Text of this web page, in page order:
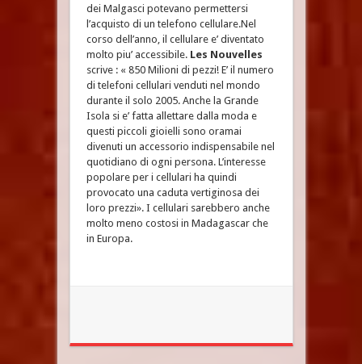
dei Malgasci potevano permettersi
l’acquisto di un telefono cellulare.Nel
corso dell’anno, il cellulare e’ diventato
molto piu’ accessibile.Les Nouvelles
scrive : « 850 Milioni di pezzi! E’ il numero
di telefoni cellulari venduti nel mondo
durante il solo 2005. Anche la Grande
Isola si e’ fatta allettare dalla moda e
questi piccoli gioielli sono oramai
divenuti un accessorio indispensabile nel
quotidiano di ogni persona. L’interesse
popolare per i cellulari ha quindi
provocato una caduta vertiginosa dei
loro prezzi». I cellulari sarebbero anche
molto meno costosi in Madagascar che
in Europa.